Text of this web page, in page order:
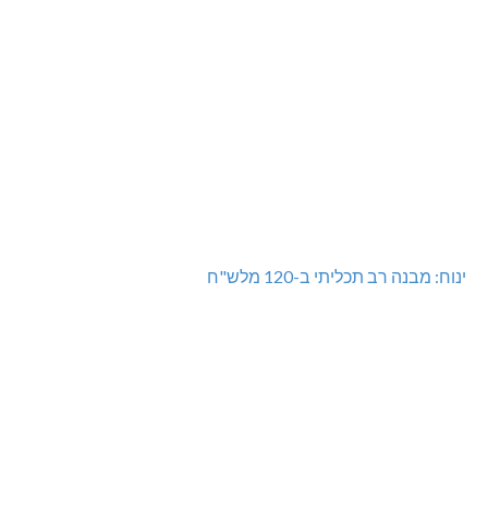
ינוח: מבנה רב תכליתי ב-120 מלש"ח